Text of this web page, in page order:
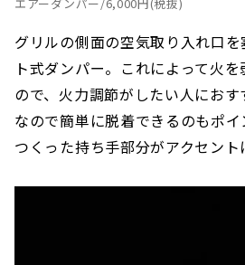
グリルの側面の空気取り入れ口
ト式ダンパー。これによって火
ので、火力調節がしたい人にお
なので簡単に脱着できるのもポ
つくった持ち手部分がアクセント